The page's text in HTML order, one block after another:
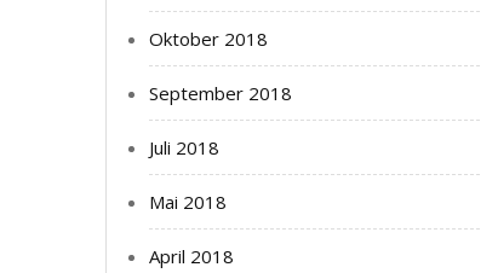
Oktober 2018
September 2018
Juli 2018
Mai 2018
April 2018